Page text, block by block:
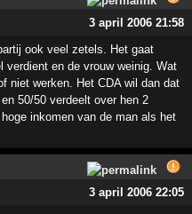
3 april 2006 21:58
ook veel zetels. Het gaat
verdient en de vrouw weinig. Wat
niet werken. Het CDA wil dan dat
50/50 verdeelt over hen 2
inkomen van de man als het
3 april 2006 22:05